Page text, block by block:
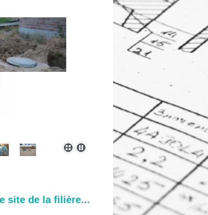
site de la filière...